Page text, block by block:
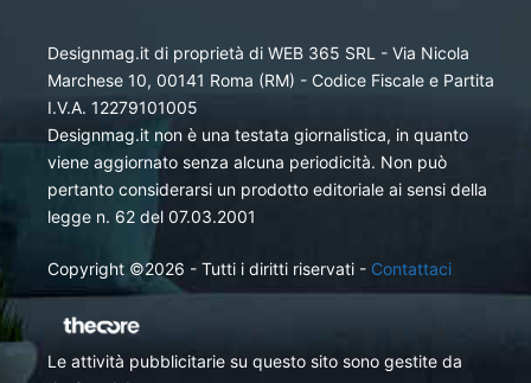
Designmag.it di proprietà di WEB 365 SRL - Via Nicola
Marchese 10, 00141 Roma (RM) - Codice Fiscale e Partita
I.V.A. 12279101005
Designmag.it non è una testata giornalistica, in quanto
viene aggiornato senza alcuna periodicità. Non può
pertanto considerarsi un prodotto editoriale ai sensi della
legge n. 62 del 07.03.2001
Copyright ©2026 - Tutti i diritti riservati - Contattaci
Le attività pubblicitarie su questo sito sono gestite da